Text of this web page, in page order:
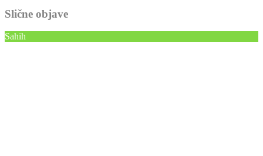
Slične objave
Sahih